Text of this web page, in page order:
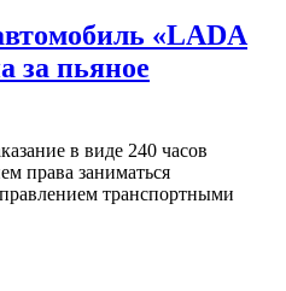
«LADA
за пьяное
в виде 240 часов
права заниматься
транспортными